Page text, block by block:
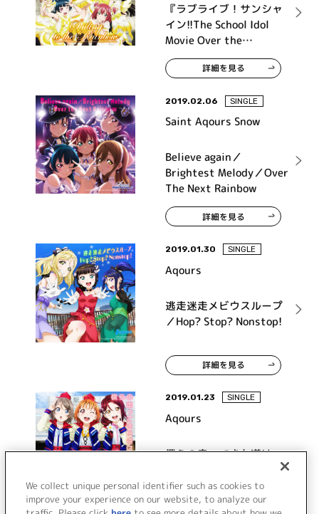
『ラブライブ！サンシャ
イン!!The School Idol
Movie Over the
Rainbow』オリジナルサ
ウンドトラック Sailing
詳細を見る
2019.02.06 SINGLE
Saint Aqours Snow
Believe again／
Brightest Melody／Over
The Next Rainbow
詳細を見る
2019.01.30 SINGLE
Aqours
逃走迷走メビウスループ
／Hop? Stop? Nonstop!
詳細を見る
2019.01.23 SINGLE
Aqours
僕らの走ってきた道は…
We collect unique personal identifier such as cookies to
improve your experience on our website, to analyze our